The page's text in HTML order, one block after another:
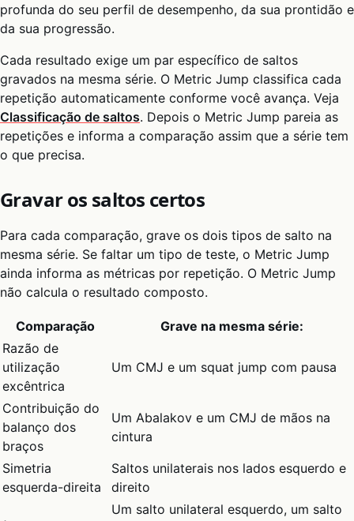
profunda do seu perfil de desempenho, da sua prontidão e
da sua progressão.
Cada resultado exige um par específico de saltos
gravados na mesma série. O Metric Jump classifica cada
repetição automaticamente conforme você avança. Veja
Classificação de saltos. Depois o Metric Jump pareia as
repetições e informa a comparação assim que a série tem
o que precisa.
Gravar os saltos certos
Para cada comparação, grave os dois tipos de salto na
mesma série. Se faltar um tipo de teste, o Metric Jump
ainda informa as métricas por repetição. O Metric Jump
não calcula o resultado composto.
Comparação
Grave na mesma série:
Razão de
utilização
excêntrica
Um CMJ e um squat jump com pausa
Contribuição do
balanço dos
braços
Um Abalakov e um CMJ de mãos na
cintura
Simetria
esquerda-direita
Saltos unilaterais nos lados esquerdo e
direito
Um salto unilateral esquerdo, um salto